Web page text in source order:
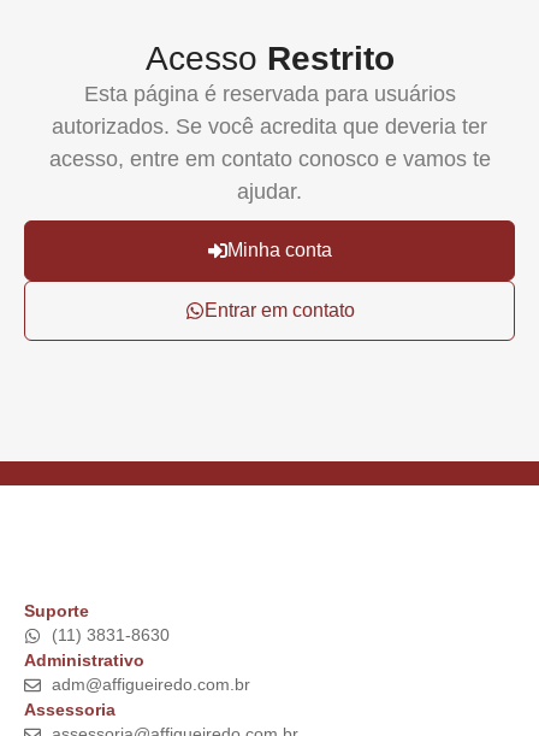
Acesso Restrito
Esta página é reservada para usuários
autorizados. Se você acredita que deveria ter
acesso, entre em contato conosco e vamos te
ajudar.
Minha conta
Entrar em contato
Suporte
(11) 3831-8630
Administrativo
adm@affigueiredo.com.br
Assessoria